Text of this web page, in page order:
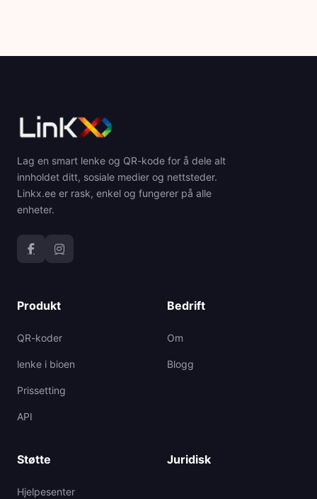
Lag en smart lenke og QR-kode for å dele alt
innholdet ditt, sosiale medier og nettsteder.
Linkx.ee er rask, enkel og fungerer på alle
enheter.
Produkt
QR-koder
lenke i bioen
Prissetting
API
Bedrift
Om
Blogg
Støtte
Hjelpesenter
Juridisk